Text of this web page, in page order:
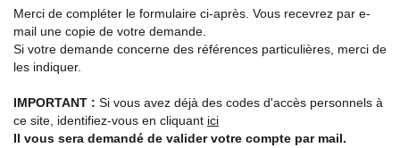
Gestion locative
Experts locaux
Nous contacter
Merci de compléter le formulaire ci-après. Vous recevrez par e-
mail une copie de votre demande.
Si votre demande concerne des références particulières, merci de
les indiquer.
IMPORTANT : Si vous avez déjà des codes d'accès personnels à
ce site, identifiez-vous en cliquant ici
Il vous sera demandé de valider votre compte par mail.